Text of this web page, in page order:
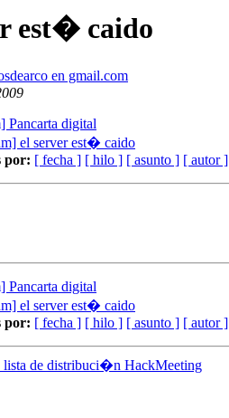
est� caido
en gmail.com
Pancarta digital
el server est� caido
por: [ fecha ] [ hilo ] [ asunto ] [ autor ]
Pancarta digital
el server est� caido
por: [ fecha ] [ hilo ] [ asunto ] [ autor ]
de distribuci�n HackMeeting